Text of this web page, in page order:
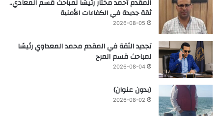
المقدم أحمد مختار رئيسًا لمباحث قسم المعادي..
ثقة جديدة في الكفاءات الأمنية
2026-08-05
تجديد الثقة في المقدم محمد المعداوي رئيسًا
لمباحث قسم المرج
2026-08-04
(بدون عنوان)
2026-08-02